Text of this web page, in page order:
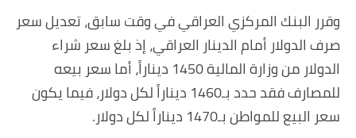
وقرر البنك المركزي العراقي في وقت سابق، تعديل سعر
صرف الدولار أمام الدينار العراقي، إذ بلغ سعر شراء
الدولار من وزارة المالية 1450 ديناراً، أما سعر بيعه
للمصارف فقد حدد بـ1460 ديناراً لكل دولار، فيما يكون
سعر البيع للمواطن بـ1470 ديناراً لكل دولار.